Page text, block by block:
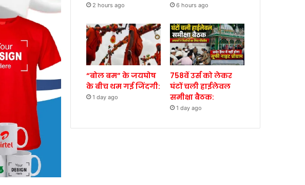
2 hours ago 6 hours ago
“बोल बम” के जयघोष
के बीच थम गई जिंदगी:
1 day ago
758वें उर्स को लेकर
घंटों चली हाईलेवल
समीक्षा बैठक:
1 day ago